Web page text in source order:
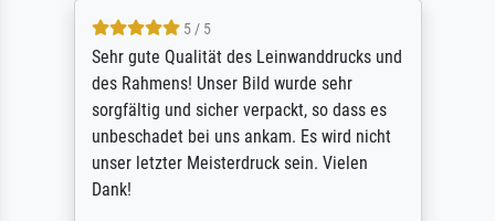
5 / 5
Sehr gute Qualität des Leinwanddrucks und
des Rahmens! Unser Bild wurde sehr
sorgfältig und sicher verpackt, so dass es
unbeschadet bei uns ankam. Es wird nicht
unser letzter Meisterdruck sein. Vielen
Dank!